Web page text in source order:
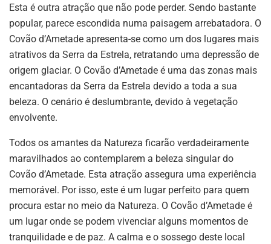
Esta é outra atração que não pode perder. Sendo bastante
popular, parece escondida numa paisagem arrebatadora. O
Covão d’Ametade apresenta-se como um dos lugares mais
atrativos da Serra da Estrela, retratando uma depressão de
origem glaciar. O Covão d’Ametade é uma das zonas mais
encantadoras da Serra da Estrela devido a toda a sua
beleza. O cenário é deslumbrante, devido à vegetação
envolvente.
Todos os amantes da Natureza ficarão verdadeiramente
maravilhados ao contemplarem a beleza singular do
Covão d’Ametade. Esta atração assegura uma experiência
memorável. Por isso, este é um lugar perfeito para quem
procura estar no meio da Natureza. O Covão d’Ametade é
um lugar onde se podem vivenciar alguns momentos de
tranquilidade e de paz. A calma e o sossego deste local